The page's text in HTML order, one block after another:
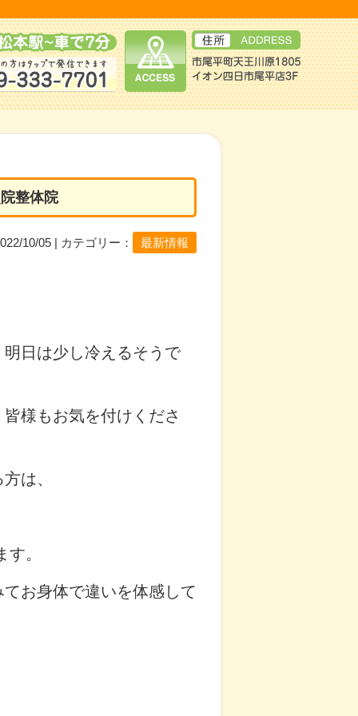
整体院
10/05 | カテゴリー： 最新情報
日は少し冷えるそうで
様もお気を付けくださ
は、
。
お身体で違いを体感して